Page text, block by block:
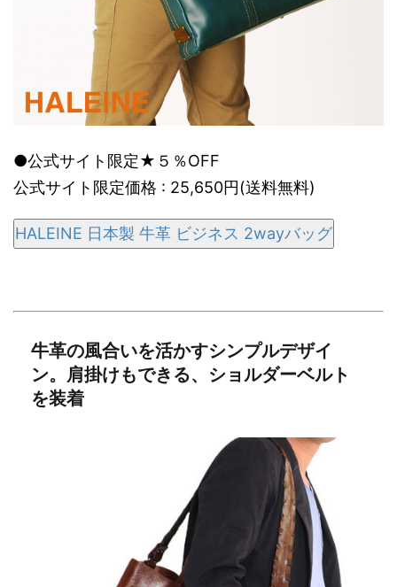
●公式サイト限定★５％OFF
公式サイト限定価格 : 25,650円(送料無料)
HALEINE 日本製 牛革 ビジネス 2wayバッグ
牛革の風合いを活かすシンプルデザイ
ン。肩掛けもできる、ショルダーベルト
を装着